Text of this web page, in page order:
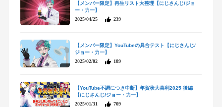
【メンバー限定】再生リスト大整理【にじさんじ/ジョ
ー・力一】
2025/04/25
239
【メンバー限定】YouTubeの具合テスト【にじさんじ/
ジョー・力一】
2025/02/02
189
【YouTube不調につき中断】年賀状大喜利2025 後編
【にじさんじ/ジョー・力一】
2025/01/31
709